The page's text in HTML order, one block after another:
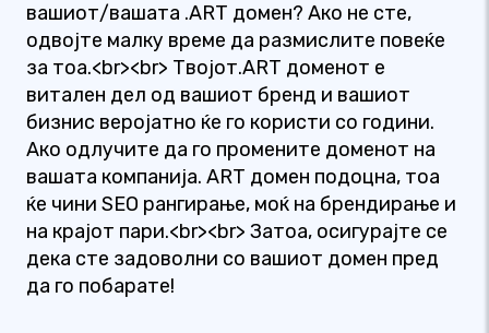
вашиот/вашата .ART домен? Ако не сте,
одвојте малку време да размислите повеќе
за тоа.<br><br> Твојот.ART доменот е
витален дел од вашиот бренд и вашиот
бизнис веројатно ќе го користи со години.
Ако одлучите да го промените доменот на
вашата компанија. ART домен подоцна, тоа
ќе чини SEO рангирање, моќ на брендирање и
на крајот пари.<br><br> Затоа, осигурајте се
дека сте задоволни со вашиот домен пред
да го побарате!